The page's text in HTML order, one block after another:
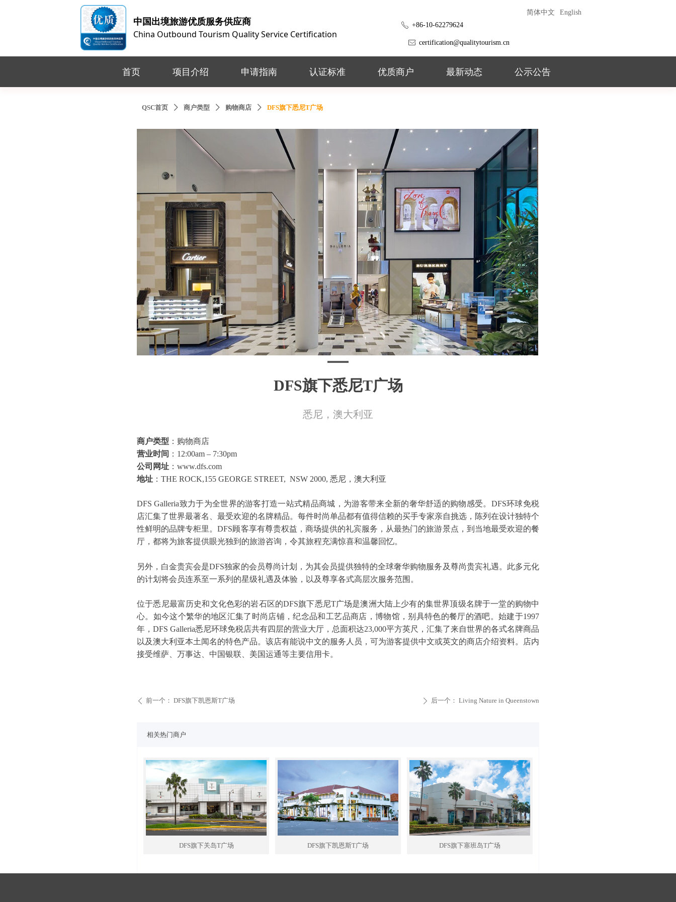
首页 项目介绍 申请指南 认证标准 优质商户 最新动态 公示公告
中国出境旅游优质服务供应商
China Outbound Tourism Quality Service Certification
ꂅ +86-10-62279624
简体中文 English
ꂘ certification@qualitytourism.cn
QSC首页 ꄲ 商户类型 ꄲ 购物商店 ꄲ DFS旗下悉尼T广场
DFS旗下悉尼T广场
悉尼，澳大利亚
相关热门商户
DFS旗下关岛T广场 DFS旗下凯恩斯T广场 DFS旗下塞班岛T广场
ꄴ 前一个： DFS旗下凯恩斯T广场 ꄲ 后一个： Living Nature in Queenstown
商户类型 ：购物商店
营业时间 ：12:00am – 7:30pm
公司网址 ：www.dfs.com
地址 ：THE ROCK,155 GEORGE STREET, NSW 2000, 悉尼，澳大利亚
DFS Galleria致力于为全世界的游客打造一站式精品商城，为游客带来全新的奢华舒适的购物感受。DFS环球免税
店汇集了世界最著名、最受欢迎的名牌精品。每件时尚单品都有值得信赖的买手专家亲自挑选，陈列在设计独特个
性鲜明的品牌专柜里。DFS顾客享有尊贵权益，商场提供的礼宾服务，从最热门的旅游景点，到当地最受欢迎的餐
厅，都将为旅客提供眼光独到的旅游咨询，令其旅程充满惊喜和温馨回忆。
另外，白金贵宾会是DFS独家的会员尊尚计划，为其会员提供独特的全球奢华购物服务及尊尚贵宾礼遇。此多元化
的计划将会员连系至一系列的星级礼遇及体验，以及尊享各式高层次服务范围。
位于悉尼最富历史和文化色彩的岩石区的DFS旗下悉尼T广场是澳洲大陆上少有的集世界顶级名牌于一堂的购物中
心。如今这个繁华的地区汇集了时尚店铺，纪念品和工艺品商店，博物馆，别具特色的餐厅的酒吧。始建于1997
年，DFS Galleria悉尼环球免税店共有四层的营业大厅，总面积达23,000平方英尺，汇集了来自世界的各式名牌商品
以及澳大利亚本土闻名的特色产品。该店有能说中文的服务人员，可为游客提供中文或英文的商店介绍资料。店内
接受维萨、万事达、中国银联、美国运通等主要信用卡。